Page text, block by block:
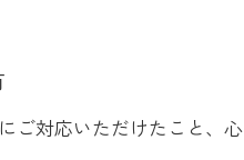
ご対応いただけたこと、心